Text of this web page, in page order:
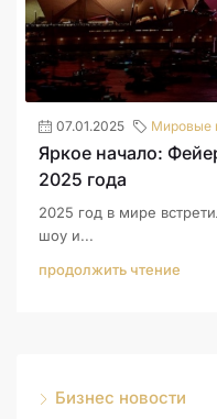
07.01.2025 Мировые
Яркое начало:
2025 года
2025 год в мире
шоу и...
продолжить чтение
Бизнес новости